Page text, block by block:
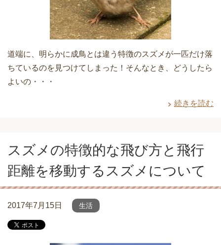
道端に、明らかに成鳥とは違う特徴のスズメが一匹だけ落
ちているのを見つけてしまった！そんなとき、どうしたら
よいの・・・
続きを読む
スズメの特徴的な飛び方と飛行
距離を移動するスズメについて
2017年7月15日 生活